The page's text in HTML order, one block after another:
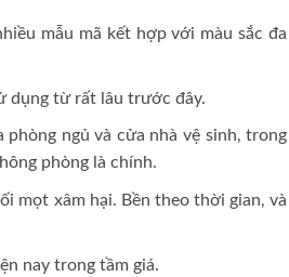
mẫu mã kết hợp với màu sắc đa
dụng từ rất lâu trước đây.
ngủ và cửa nhà vệ sinh, trong
phòng là chính.
mọt xâm hại. Bền theo thời gian, và
nay trong tầm giá.